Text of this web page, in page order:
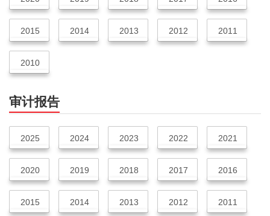
2015 2014 2013 2012 2011
2010
审计报告
2025 2024 2023 2022 2021
2020 2019 2018 2017 2016
2015 2014 2013 2012 2011